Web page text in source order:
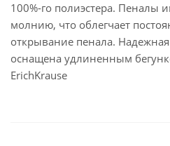
100%-го полиэстера. Пеналы
молнию, что облегчает
открывание пенала.
оснащена удлиненным
ErichKrause